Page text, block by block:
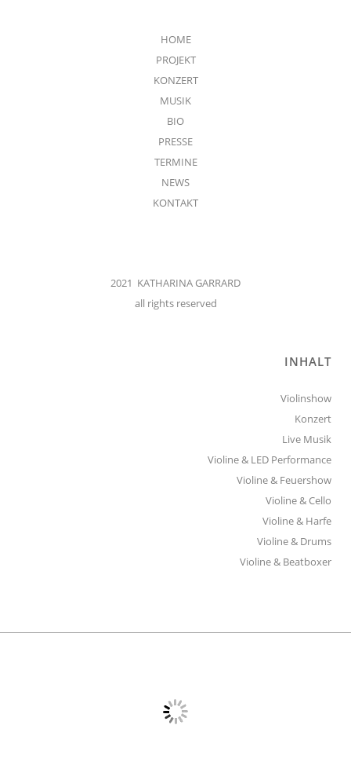
HOME
PROJEKT
KONZERT
MUSIK
BIO
PRESSE
TERMINE
NEWS
KONTAKT
2021 KATHARINA GARRARD
all rights reserved
INHALT
Violinshow
Konzert
Live Musik
Violine & LED Performance
Violine & Feuershow
Violine & Cello
Violine & Harfe
Violine & Drums
Violine & Beatboxer